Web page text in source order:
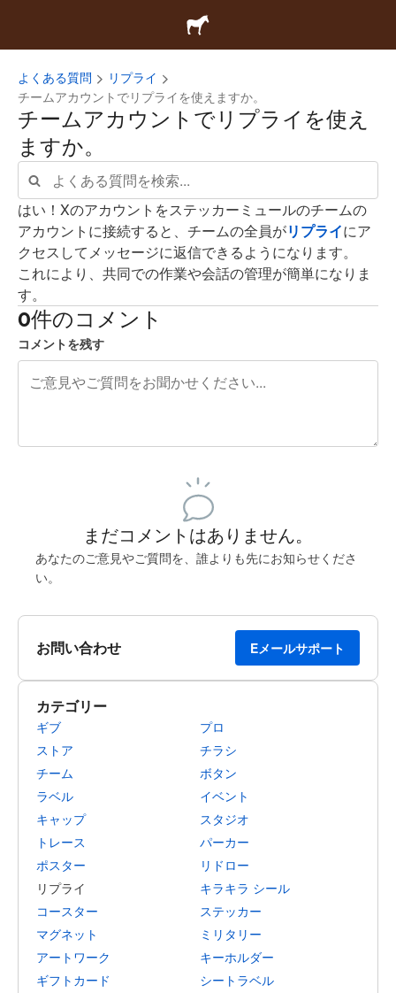
よくある質問
リプライ
チームアカウントでリプライを使えますか。
チームアカウントでリプライを使え
ますか。
はい！Xのアカウントをステッカーミュールのチームの
アカウントに接続すると、チームの全員がリプライにア
クセスしてメッセージに返信できるようになります。
これにより、共同での作業や会話の管理が簡単になりま
す。
0件のコメント
コメントを残す
投稿するためにサインアップする
まだコメントはありません。
あなたのご意見やご質問を、誰よりも先にお知らせくださ
い。
お問い合わせ Eメールサポート
カテゴリー
ギブ
プロ
ストア
チラシ
チーム
ボタン
ラベル
イベント
キャップ
スタジオ
トレース
パーカー
ポスター
リドロー
リプライ
キラキラ シール
コースター
ステッカー
マグネット
ミリタリー
アートワーク
キーホルダー
ギフトカード
シートラベル